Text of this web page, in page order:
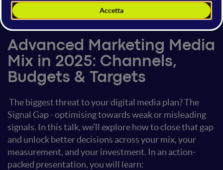
5 giugno 202512:40 - 13:20
Advertising
Advanced Marketing Media
Mix in 2025: Channels,
Budgets & Targets
The biggest threat to your digital media plan? The
Signal Gap - optimising towards weak or misleading
signals. In this talk, we’ll explore how to close that gap
and unlock better decisions across your mix, your
measurement, and your investment. In an action-
packed presentation, you will learn: